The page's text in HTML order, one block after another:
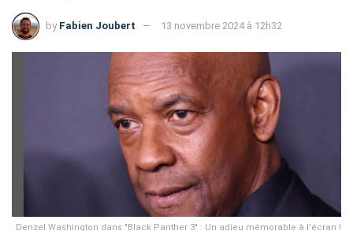
by Fabien Joubert 13 novembre 2024 à 12h32
Denzel Washington dans "Black Panther 3" : Un adieu mémorable à l’écran !